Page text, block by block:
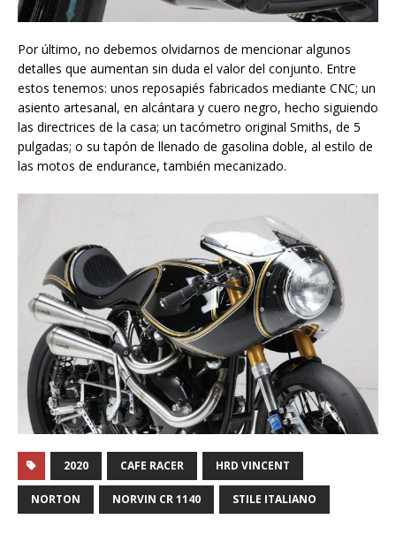
Por último, no debemos olvidarnos de mencionar algunos
detalles que aumentan sin duda el valor del conjunto. Entre
estos tenemos: unos reposapiés fabricados mediante CNC; un
asiento artesanal, en alcántara y cuero negro, hecho siguiendo
las directrices de la casa; un tacómetro original Smiths, de 5
pulgadas; o su tapón de llenado de gasolina doble, al estilo de
las motos de endurance, también mecanizado.
2020 CAFE RACER HRD VINCENT
NORTON NORVIN CR 1140 STILE ITALIANO